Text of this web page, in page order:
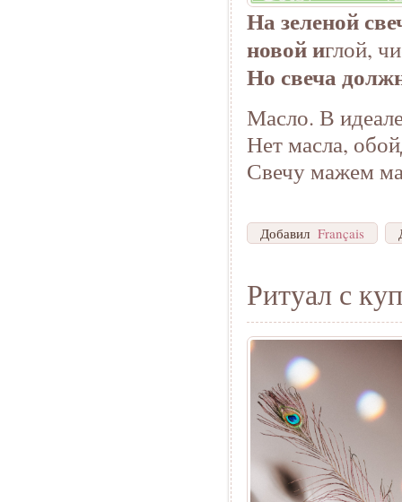
На зеленой
новой иглой,
Но свеча
Масло. В
Нет масла,
Свечу мажем
Добавил Français
Ритуал с